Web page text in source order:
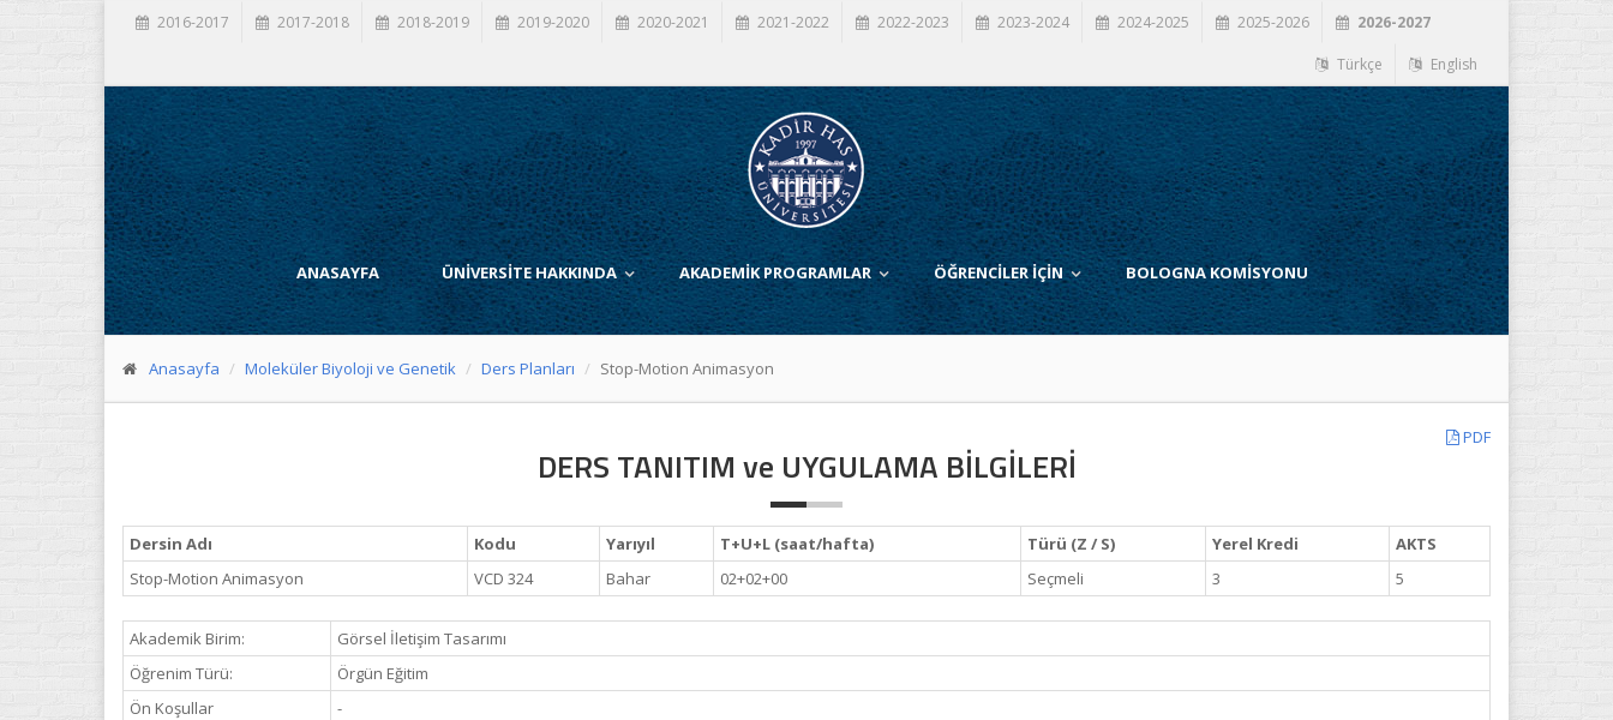
2016-2017 2017-2018 2018-2019 2019-2020 2020-2021 2021-2022 2022-2023 2023-2024 2024-2025 2025-2026 2026-2027
Türkçe English
ANASAYFA ÜNİVERSİTE HAKKINDA AKADEMİK PROGRAMLAR ÖĞRENCİLER İÇİN BOLOGNA KOMİSYONU
Anasayfa Moleküler Biyoloji ve Genetik Ders Planları Stop-Motion Animasyon
PDF
DERS TANITIM ve UYGULAMA BİLGİLERİ
Dersin Adı Kodu Yarıyıl T+U+L (saat/hafta) Türü (Z / S) Yerel Kredi
AKTS
Stop-Motion Animasyon
VCD 324 Bahar 02+02+00 Seçmeli 3 5
Akademik Birim:
Görsel İletişim Tasarımı
Öğrenim Türü:
Örgün Eğitim
Ön Koşullar
-